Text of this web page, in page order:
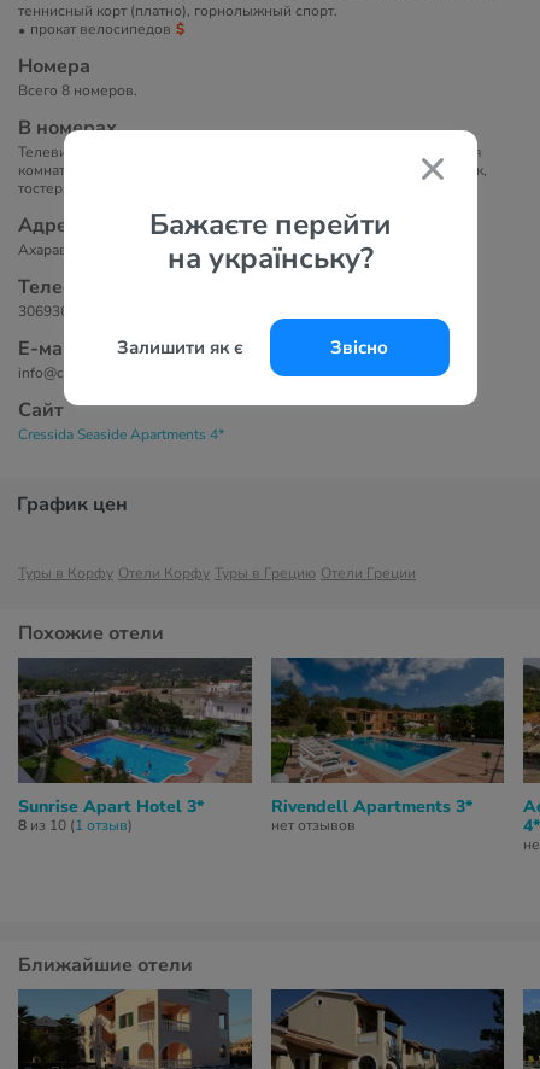
Бажаєте перейти
на українську?
Залишити як є Звісно
теннисный корт (платно), горнолыжный спорт.
прокат велосипедов
Номера
Всего 8 номеров.
В номерах
Телевизор с плоским экраном, радио, кондиционер, балкон, ванная
комната, фен и мини-кухня (холодильник, автомат для кофе, чайник,
тостер, микроволновая печь).
Адрес
Ахарави — Корфу, 49100 Греция.
Телефоны
306936936964
Е-маil
info@cressida.gr
Сайт
Cressida Seaside Apartments 4*
График цен
Туры в Корфу Отели Корфу Туры в Грецию Отели Греции
Похожие отели
Sunrise Apart Hotel 3*
8 из 10 (1 отзыв)
Rivendell Apartments 3*
нет отзывов
4*
Ближайшие отели